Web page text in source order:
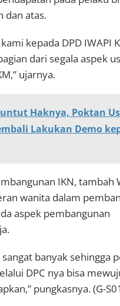
dan atas.
kepada DPD IWAPI
dari segala aspek
ujarnya.
Haknya, Poktan
Lakukan Demo
IKN, tambah
wanita dalam
aspek pembangunan
sangat banyak sehingga
DPC nya bisa
pungkasnya. (G-